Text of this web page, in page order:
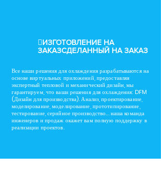
ИЗГОТОВЛЕНИЕ НА
ЗАКАЗСДЕЛАННЫЙ НА ЗАКАЗ
Все наши решения для охлаждения разрабатываются на
основе виртуальных приложений, предоставляя
экспертный тепловой и механический дизайн, мы
гарантируем, что ваши решения для охлаждения: DFM
(Дизайн для производства). Анализ, проектирование,
моделирование, моделирование, прототипирование,
тестирование, серийное производство... наша команда
инженеров и продаж окажет вам полную поддержку в
реализации проектов.